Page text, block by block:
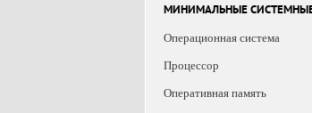
МИНИМАЛЬНЫЕ
Операционная система
Процессор
Оперативная память